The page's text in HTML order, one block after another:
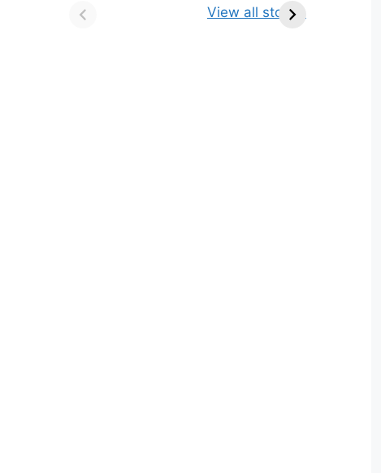
View all stories
किसे कहते है? परिभाषा,
ज्योतिर्लिंग | नाम, स्थान एवं